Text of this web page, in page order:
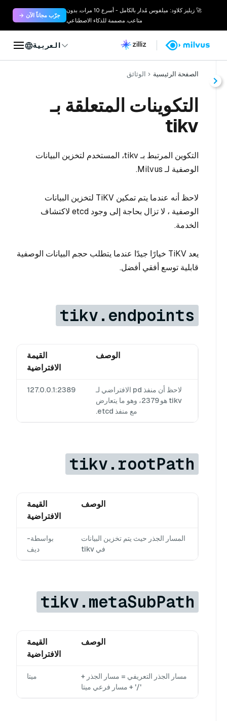
🚀 زيليز كلاود: ميلفوس مُدار بالكامل - أسرع 10 مرات. بدون
متاعب. مصممة للذكاء الاصطناعي.
جرّب مجاناً الآن →
العربية
الصفحة الرئيسية الوثائق
التكوينات المتعلقة بـ
tikv
التكوين المرتبط بـ tikv، المستخدم لتخزين البيانات
الوصفية لـ Milvus.
لاحظ أنه عندما يتم تمكين TiKV لتخزين البيانات
الوصفية ، لا تزال بحاجة إلى وجود etcd لاكتشاف
الخدمة.
يعد TiKV خيارًا جيدًا عندما يتطلب حجم البيانات الوصفية
قابلية توسع أفقي أفضل.
tikv.endpoints
الوصف
القيمة
الافتراضية
لاحظ أن منفذ pd الافتراضي لـ
tikv هو 2379، وهو ما يتعارض
مع منفذ etcd.
127.0.0.1:2389
tikv.rootPath
الوصف
القيمة
الافتراضية
المسار الجذر حيث يتم تخزين البيانات
في tikv
بواسطة-
ديف
tikv.metaSubPath
الوصف
القيمة
الافتراضية
مسار الجذر التعريفي = مسار الجذر +
'/' + مسار فرعي ميتا
ميتا